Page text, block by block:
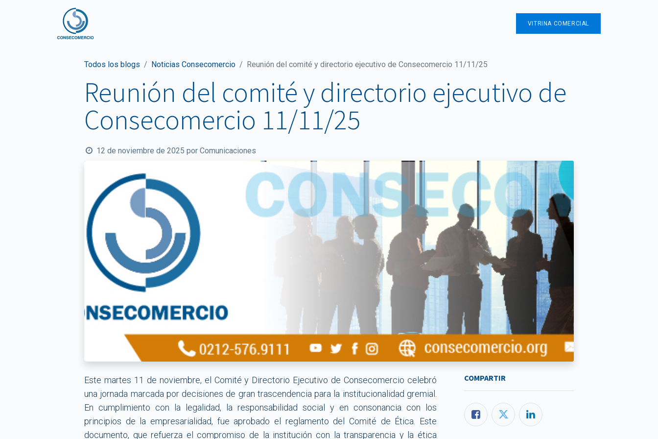
VITRINA COMERCIAL
Todos los blogs Noticias Consecomercio Reunión del comité y directorio ejecutivo de Consecomercio 11/11/25
Reunión del comité y directorio ejecutivo de
Consecomercio 11/11/25
12 de noviembre de 2025 por Comunicaciones
Este martes 11 de noviembre, el Comité y Directorio Ejecutivo de Consecomercio celebró
una jornada marcada por decisiones de gran trascendencia para la institucionalidad gremial.
En cumplimiento con la legalidad, la responsabilidad social y en consonancia con los
principios de la empresarialidad, fue aprobado el reglamento del Comité de Ética. Este
documento, que refuerza el compromiso de la institución con la transparencia y la ética
COMPARTIR